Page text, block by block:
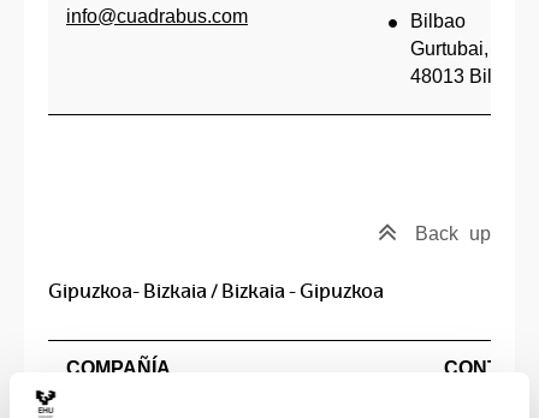
info@cuadrabus.com
Bilbao
Gurtubai, 1
48013 Bilbao
Back up
Gipuzkoa- Bizkaia / Bizkaia - Gipuzkoa
COMPAÑÍA